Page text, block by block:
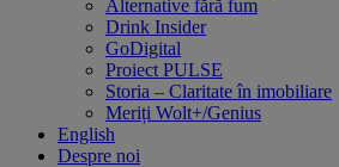
Alternative fără fum
Drink Insider
GoDigital
Proiect PULSE
Storia – Claritate în imobiliare
Meriți Wolt+/Genius
English
Despre noi